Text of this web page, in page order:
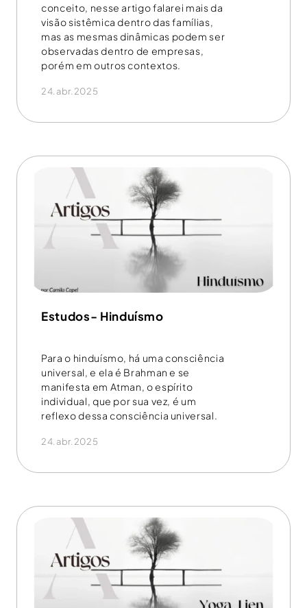
conceito, nesse artigo falarei mais da
visão sistêmica dentro das famílias,
mas as mesmas dinâmicas podem ser
observadas dentro de empresas,
porém em outros contextos.
24.abr.2025
Estudos- Hinduísmo
Para o hinduísmo, há uma consciência
universal, e ela é Brahman e se
manifesta em Atman, o espírito
individual, que por sua vez, é um
reflexo dessa consciência universal.
24.abr.2025